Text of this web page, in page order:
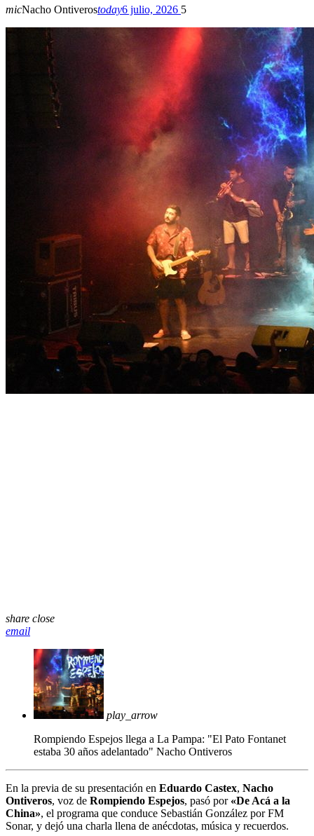
micNacho Ontiverostoday6 julio, 2026 5
share close
email
play_arrow
Rompiendo Espejos llega a La Pampa: "El Pato Fontanet
estaba 30 años adelantado" Nacho Ontiveros
En la previa de su presentación en Eduardo Castex, Nacho
Ontiveros, voz de Rompiendo Espejos, pasó por «De Acá a la
China», el programa que conduce Sebastián González por FM
Sonar, y dejó una charla llena de anécdotas, música y recuerdos.